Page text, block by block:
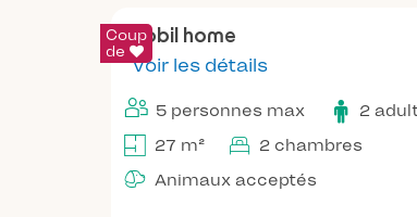
Coup
de
Mobil home
Voir les détails
5 personnes max 2
27 m²
2 chambres
Animaux acceptés